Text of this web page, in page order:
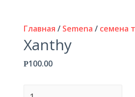
Главная / Semena / семена
Xanthy
Р100.00
Количество